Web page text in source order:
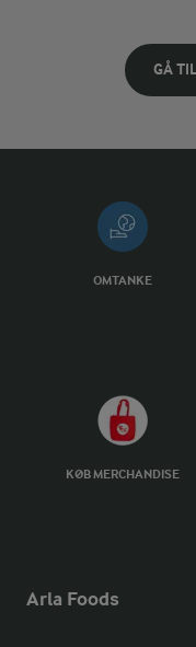
GÅ
OMTANKE
KØB MERCHANDISE
Arla Foods